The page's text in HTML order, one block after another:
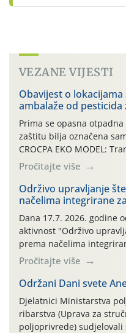
VEZANE VIJESTI
Obavijest o
ambalaže od pesticida
Prima se opasna
zaštitu bilja označena
CROCPA EKO MODEL:
ambalaža drugih
bilja (npr. ambalaža od
prihvaća. Korisnicima je
prazne ambalaže
AGRONOM, ALBAUGH
Pročitajte više
Održivo upravljanje
načelima integrirane
Dana 17.7. 2026. godine
aktivnost "Održivo
prema načelima
na pokusnom polju
parcela ID 2445031)
Pročitajte više
Održani Dani svete
Djelatnici Ministarstva
ribarstva (Uprava za
poljoprivrede) sudjelovali